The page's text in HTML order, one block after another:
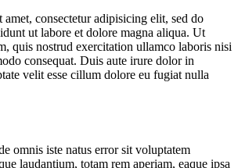
consectetur adipisicing elit, sed do
ut labore et dolore magna aliqua. Ut
quis nostrud exercitation ullamco laboris nisi
consequat. Duis aute irure dolor in
velit esse cillum dolore eu fugiat nulla
omnis iste natus error sit voluptatem
laudantium, totam rem aperiam, eaque ipsa